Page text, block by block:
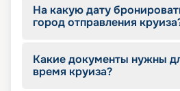
На какую дату
город отправления
Какие документы нужны
время круиза?